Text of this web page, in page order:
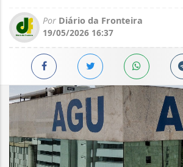
Por Diário da Fronteira
19/05/2026 16:37